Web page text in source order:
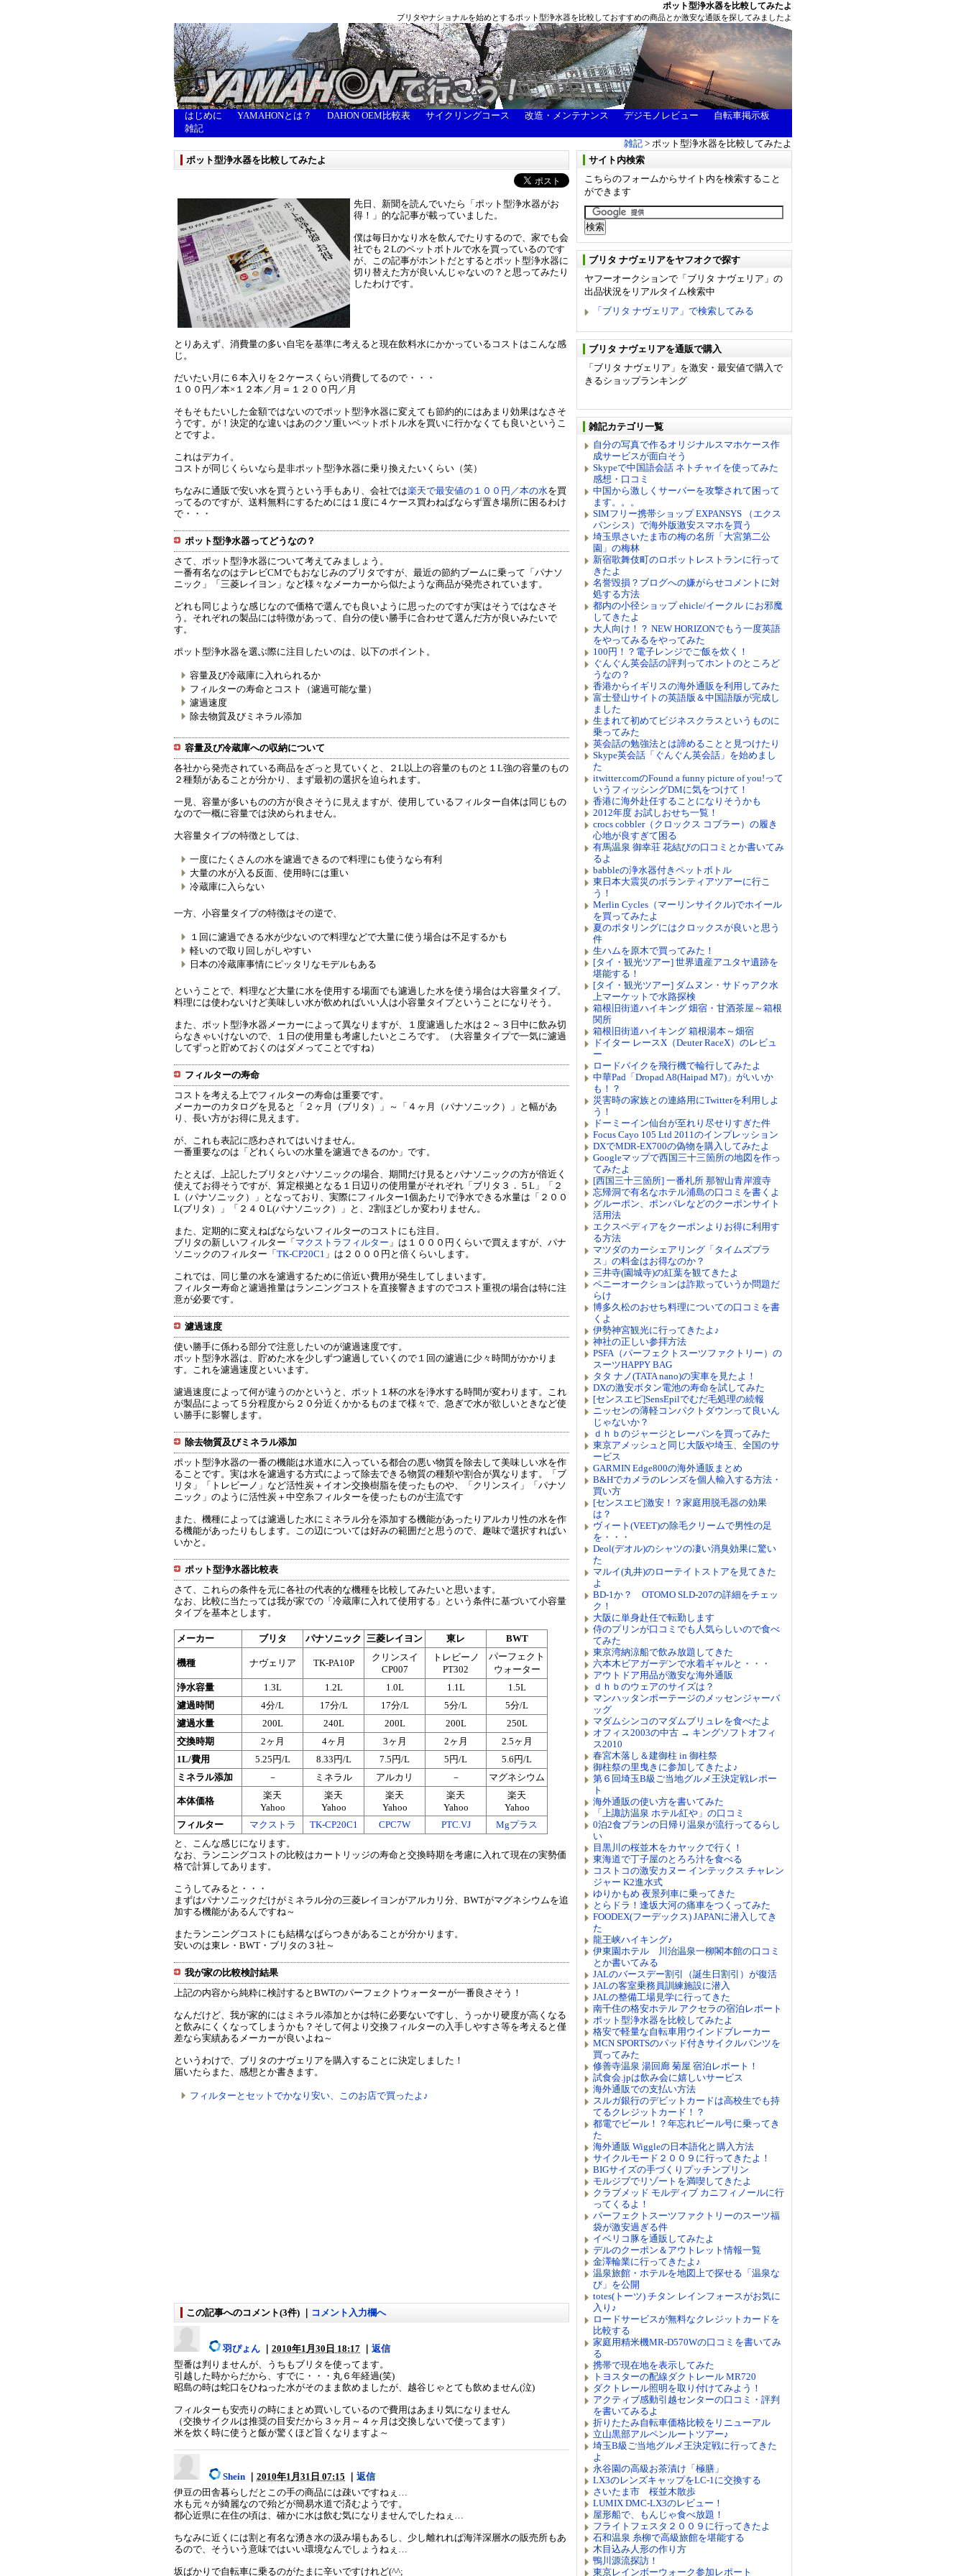
ポット型浄水器を比較してみたよ
ブリタやナショナルを始めとするポット型浄水器を比較しておすすめの商品とか激安な通販を探してみましたよ
はじめに YAMAHONとは？ DAHON OEM比較表 サイクリングコース 改造・メンテナンス デジモノレビュー
自転車掲示板
雑記
雑記 > ポット型浄水器を比較してみたよ
ポット型浄水器を比較してみたよ
先日、新聞を読んでいたら「ポット型浄水器がお
得！」的な記事が載っていました。
僕は毎日かなり水を飲んでたりするので、家でも会
社でも２Lのペットボトルで水を買っているのです
が、この記事がホントだとするとポット型浄水器に
切り替えた方が良いんじゃないの？と思ってみたり
したわけです。
とりあえず、消費量の多い自宅を基準に考えると現在飲料水にかかっているコストはこんな感
じ。
だいたい月に６本入りを２ケースくらい消費してるので・・・
１００円／本×１２本／月＝１２００円／月
そもそもたいした金額ではないのでポット型浄水器に変えても節約的にはあまり効果はなさそ
うです。が！決定的な違いはあのクソ重いペットボトル水を買いに行かなくても良いというこ
とですよ。
これはデカイ。
コストが同じくらいなら是非ポット型浄水器に乗り換えたいくらい（笑）
ちなみに通販で安い水を買うという手もあり、会社では楽天で最安値の１００円／本の水を買
ってるのですが、送料無料にするためには１度に４ケース買わねばならず置き場所に困るわけ
で・・・
ポット型浄水器ってどうなの？
さて、ポット型浄水器について考えてみましょう。
一番有名なのはテレビCMでもおなじみのブリタですが、最近の節約ブームに乗って「パナソ
ニック」「三菱レイヨン」など様々なメーカーから似たような商品が発売されています。
どれも同じような感じなので価格で選んでも良いように思ったのですが実はそうではなさそ
う。それぞれの製品には特徴があって、自分の使い勝手に合わせて選んだ方が良いみたいで
す。
ポット型浄水器を選ぶ際に注目したいのは、以下のポイント。
容量及び冷蔵庫に入れられるか
フィルターの寿命とコスト（濾過可能な量）
濾過速度
除去物質及びミネラル添加
容量及び冷蔵庫への収納について
各社から発売されている商品をざっと見ていくと、２L以上の容量のものと１L強の容量のもの
２種類があることが分かり、まず最初の選択を迫られます。
一見、容量が多いものの方が良さそうに見えますが、使用しているフィルター自体は同じもの
なので一概に容量では決められません。
大容量タイプの特徴としては、
一度にたくさんの水を濾過できるので料理にも使うなら有利
大量の水が入る反面、使用時には重い
冷蔵庫に入らない
一方、小容量タイプの特徴はその逆で、
１回に濾過できる水が少ないので料理などで大量に使う場合は不足するかも
軽いので取り回しがしやすい
日本の冷蔵庫事情にピッタリなモデルもある
ということで、料理など大量に水を使用する場面でも濾過した水を使う場合は大容量タイプ。
料理には使わないけど美味しい水が飲めればいい人は小容量タイプということになりそう。
また、ポット型浄水器メーカーによって異なりますが、１度濾過した水は２～３日中に飲み切
らなきゃいけないので、１日の使用量も考慮したいところです。（大容量タイプで一気に濾過
してずっと貯めておくのはダメってことですね）
フィルターの寿命
コストを考える上でフィルターの寿命は重要です。
メーカーのカタログを見ると「２ヶ月（ブリタ）」～「４ヶ月（パナソニック）」と幅があ
り、長い方がお得に見えます。
が、これも表記に惑わされてはいけません。
一番重要なのは「どれくらいの水量を濾過できるのか」です。
たとえば、上記したブリタとパナソニックの場合、期間だけ見るとパナソニックの方が倍近く
使えてお得そうですが、算定根拠となる１日辺りの使用量がそれぞれ「ブリタ３．５L」「２
L（パナソニック）」となっており、実際にフィルター1個あたりで浄水できる水量は「２００
L(ブリタ）」「２４０L(パナソニック）」と、2割ほどしか変わりません。
また、定期的に変えねばならないフィルターのコストにも注目。
ブリタの新しいフィルター「 マクストラフィルター 」は１０００円くらいで買えますが、パナ
ソニックのフィルター「 TK-CP20C1 」は２０００円と倍くらいします。
これでは、同じ量の水を濾過するために倍近い費用が発生してしまいます。
フィルター寿命と濾過推量はランニングコストを直接響きますのでコスト重視の場合は特に注
意が必要です。
濾過速度
使い勝手に係わる部分で注意したいのが濾過速度です。
ポット型浄水器は、貯めた水を少しずつ濾過していくので１回の濾過に少々時間がかかりま
す。これを濾過速度といいます。
濾過速度によって何が違うのかというと、ポット１杯の水を浄水する時間が変わります。これ
が製品によって５分程度から２０分近くかかるものまで様々で、急ぎで水が欲しいときなど使
い勝手に影響します。
除去物質及びミネラル添加
ポット型浄水器の一番の機能は水道水に入っている都合の悪い物質を除去して美味しい水を作
ることです。実は水を濾過する方式によって除去できる物質の種類や割合が異なります。「ブ
リタ」「トレビーノ」など活性炭＋イオン交換樹脂を使ったものや、「クリンスイ」「パナソ
ニック」のように活性炭＋中空糸フィルターを使ったものが主流です
また、機種によっては濾過した水にミネラル分を添加する機能があったりアルカリ性の水を作
る機能があったりもします。この辺については好みの範囲だと思うので、趣味で選択すればい
いかと。
ポット型浄水器比較表
さて、これらの条件を元に各社の代表的な機種を比較してみたいと思います。
なお、比較に当たっては我が家での「冷蔵庫に入れて使用する」という条件に基づいて小容量
タイプを基本とします。
メーカー ブリタ パナソニック 三菱レイヨン 東レ BWT
機種 ナヴェリア TK-PA10P
クリンスイ
CP007
トレビーノ
PT302
パーフェクト
ウォーター
浄水容量
1.3L 1.2L 1.0L 1.1L
1.5L
濾過時間
4分/L 17分/L 17分/L 5分/L
5分/L
濾過水量
200L 240L 200L 200L
250L
交換時期
2ヶ月 4ヶ月 3ヶ月 2ヶ月
2.5ヶ月
1L/費用
5.25円/L 8.33円/L 7.5円/L 5円/L
5.6円/L
ミネラル添加
－ ミネラル アルカリ － マグネシウム
本体価格
楽天
Yahoo
楽天
Yahoo
楽天
Yahoo
楽天
Yahoo
楽天
Yahoo
フィルター
マクストラ TK-CP20C1 CPC7W PTC.VJ
Mgプラス
と、こんな感じになります。
なお、ランニングコストの比較はカートリッジの寿命と交換時期を考慮に入れて現在の実勢価
格で計算してあります。
こうしてみると・・・
まずはパナソニックだけがミネラル分の三菱レイヨンがアルカリ分、BWTがマグネシウムを追
加する機能があるんですね～
またランニングコストにも結構なばらつきがあることが分かります。
安いのは東レ・BWT・ブリタの３社～
我が家の比較検討結果
上記の内容から純粋に検討するとBWTのパーフェクトウォーターが一番良さそう！
なんだけど、我が家的にはミネラル添加とかは特に必要ないですし、うっかり硬度が高くなる
と飲みにくくなってしまうかも？そして何より交換フィルターの入手しやすさ等を考えると僅
差なら実績あるメーカーが良いよね～
というわけで、ブリタのナヴェリアを購入することに決定しました！
届いたらまた、感想とか書きます。
フィルターとセットでかなり安い、このお店で買ったよ♪
この記事へのコメント(3件) ｜ コメント入力欄へ
羽ぴょん 2010年1月30日 18:17
返信
型番は判りませんが、うちもブリタを使ってます。
引越した時からだから、すでに・・・丸６年経過(笑)
昭島の時は蛇口をひねった水がそのまま飲めましたが、越谷じゃとても飲めません(泣)
フィルターも安売りの時にまとめ買いしているので費用はあまり気になりません
（交換サイクルは推奨の目安だから３ヶ月～４ヶ月は交換しないで使ってます）
米を炊く時に使うと飯が驚くほど旨くなりますよ～
Shein 2010年1月31日 07:15
返信
伊豆の田舎暮らしだとこの手の商品には疎いですねぇ…
水も元々が綺麗なので殆どが簡易水道で済むようです。
都心近県に在住の頃は、確かに水は飲む気になりませんでしたねぇ…
ちなみに近くには割と有名な湧き水の汲み場もあるし、少し離れれば海洋深層水の販売所もあ
るので、そういう意味ではいい環境なんでしょうねぇ…
坂ばかりで自転車に乗るのがたまに辛いですけれど(^^;
サイト内検索
こちらのフォームからサイト内を検索すること
ができます
ブリタ ナヴェリアをヤフオクで探す
ヤフーオークションで「ブリタ ナヴェリア」の
出品状況をリアルタイム検索中
「ブリタ ナヴェリア」で検索してみる
ブリタ ナヴェリアを通販で購入
「ブリタ ナヴェリア」を激安・最安値で購入で
きるショップランキング
雑記カテゴリ一覧
自分の写真で作るオリジナルスマホケース作
成サービスが面白そう
Skypeで中国語会話 ネトチャイを使ってみた
感想・口コミ
中国から激しくサーバーを攻撃されて困って
ます。。。
SIMフリー携帯ショップ EXPANSYS （エクス
パンシス）で海外版激安スマホを買う
埼玉県さいたま市の梅の名所「大宮第二公
園」の梅林
新宿歌舞伎町のロボットレストランに行って
きたよ
名誉毀損？ブログへの嫌がらせコメントに対
処する方法
都内の小径ショップ ehicle/イークル にお邪魔
してきたよ
大人向け！？ NEW HORIZONでもう一度英語
をやってみるをやってみた
100円！？電子レンジでご飯を炊く！
ぐんぐん英会話の評判ってホントのところど
うなの？
香港からイギリスの海外通販を利用してみた
富士登山サイトの英語版＆中国語版が完成し
ました
生まれて初めてビジネスクラスというものに
乗ってみた
英会話の勉強法とは諦めることと見つけたり
Skype英会話「ぐんぐん英会話」を始めまし
た
itwitter.comのFound a funny picture of you!って
いうフィッシングDMに気をつけて！
香港に海外赴任することになりそうかも
2012年度 お試しおせち一覧！
crocs cobbler（クロックス コブラー）の履き
心地が良すぎて困る
有馬温泉 御幸荘 花結びの口コミとか書いてみ
るよ
babbleの浄水器付きペットボトル
東日本大震災のボランティアツアーに行こ
う！
Merlin Cycles（マーリンサイクル)でホイール
を買ってみたよ
夏のポタリングにはクロックスが良いと思う
件
生ハムを原木で買ってみた！
[タイ・観光ツアー] 世界遺産アユタヤ遺跡を
堪能する！
[タイ・観光ツアー] ダムヌン・サドゥアク水
上マーケットで水路探検
箱根旧街道ハイキング 畑宿・甘酒茶屋～箱根
関所
箱根旧街道ハイキング 箱根湯本～畑宿
ドイター レースX（Deuter RaceX）のレビュ
ー
ロードバイクを飛行機で輪行してみたよ
中華Pad「Dropad A8(Haipad M7)」がいいか
も！？
災害時の家族との連絡用にTwitterを利用しよ
う！
ドーミーイン仙台が至れり尽せりすぎた件
Focus Cayo 105 Ltd 2011のインプレッション
DXでMDR-EX700の偽物を購入してみたよ
Googleマップで西国三十三箇所の地図を作っ
てみたよ
[西国三十三箇所] 一番札所 那智山青岸渡寺
忘帰洞で有名なホテル浦島の口コミを書くよ
グルーポン、ポンパレなどのクーポンサイト
活用法
エクスペディアをクーポンよりお得に利用す
る方法
マツダのカーシェアリング「タイムズプラ
ス」の料金はお得なのか？
三井寺(園城寺)の紅葉を観てきたよ
ペニーオークションは詐欺っていうか問題だ
らけ
博多久松のおせち料理についての口コミを書
くよ
伊勢神宮観光に行ってきたよ♪
神社の正しい参拝方法
PSFA（パーフェクトスーツファクトリー）の
スーツHAPPY BAG
タタ ナノ(TATA nano)の実車を見たよ！
DXの激安ボタン電池の寿命を試してみた
[センスエピ]SensEpilでむだ毛処理の続報
ニッセンの薄軽コンパクトダウンって良いん
じゃないか？
ｄｈｂのジャージとレーパンを買ってみた
東京アメッシュと同じ大阪や埼玉、全国のサ
ービス
GARMIN Edge800の海外通販まとめ
B&Hでカメラのレンズを個人輸入する方法・
買い方
[センスエピ]激安！？家庭用脱毛器の効果
は？
ヴィート(VEET)の除毛クリームで男性の足
を・・・
Deol(デオル)のシャツの凄い消臭効果に驚い
た
マルイ(丸井)のローテイトストアを見てきた
よ
BD-1か？ OTOMO SLD-207の詳細をチェッ
ク！
大阪に単身赴任で転勤します
侍のプリンが口コミでも人気らしいので食べ
てみた
東京湾納涼船で飲み放題してきた
六本木ビアガーデンで水着ギャルと・・・
アウトドア用品が激安な海外通販
ｄｈｂのウェアのサイズは？
マンハッタンポーテージのメッセンジャーバ
ッグ
マダムシンコのマダムブリュレを食べたよ
オフィス2003の中古 → キングソフトオフィ
ス2010
春宮木落し＆建御柱 in 御柱祭
御柱祭の里曳きに参加してきたよ♪
第６回埼玉B級ご当地グルメ王決定戦レポー
ト
海外通販の使い方を書いてみた
「上諏訪温泉 ホテル紅や」の口コミ
0泊2食プランの日帰り温泉が流行ってるらし
い
目黒川の桜並木をカヤックで行く！
東海道で丁子屋のとろろ汁を食べる
コストコの激安カヌー インテックス チャレン
ジャー K2進水式
ゆりかもめ 夜景列車に乗ってきた
とらドラ！逢坂大河の痛車をつくってみた
FOODEX(フーデックス) JAPANに潜入してき
た
龍王峡ハイキング♪
伊東園ホテル 川治温泉一柳閣本館の口コミ
とか書いてみる
JALのバースデー割引（誕生日割引）が復活
JALの客室乗務員訓練施設に潜入
JALの整備工場見学に行ってきた
南千住の格安ホテル アクセラの宿泊レポート
ポット型浄水器を比較してみたよ
格安で軽量な自転車用ウインドブレーカー
MCN SPORTSのパッド付きサイクルパンツを
買ってみた
修善寺温泉 湯回廊 菊屋 宿泊レポート！
試食会.jpは飲み会に嬉しいサービス
海外通販での支払い方法
スルガ銀行のデビットカードは高校生でも持
てるクレジットカード！？
都電でビール！？年忘れビール号に乗ってき
た
海外通販 Wiggleの日本語化と購入方法
サイクルモード２００９に行ってきたよ！
BIGサイズの手づくりプッチンプリン
モルジブでリゾートを満喫してきたよ
クラブメッド モルディブ カニフィノールに行
ってくるよ！
パーフェクトスーツファクトリーのスーツ福
袋が激安過ぎる件
イベリコ豚を通販してみたよ
デルのクーポン＆アウトレット情報一覧
金澤輪業に行ってきたよ♪
温泉旅館・ホテルを地図上で探せる「温泉な
び」を公開
totes(トーツ) チタン レインフォースがお気に
入り♪
ロードサービスが無料なクレジットカードを
比較する
家庭用精米機MR-D570Wの口コミを書いてみ
る
携帯で現在地を表示してみた
トヨスターの配線ダクトレール MR720
ダクトレール照明を取り付けてみよう！
アクティブ感動引越センターの口コミ・評判
を書いてみるよ
折りたたみ自転車価格比較をリニューアル
立山黒部アルペンルートツアー♪
埼玉B級ご当地グルメ王決定戦に行ってきた
よ
永谷園の高級お茶漬け「極膳」
LX3のレンズキャップをLC-1に交換する
さいたま市 桜並木散歩
LUMIX DMC-LX3のレビュー！
屋形船で、もんじゃ食べ放題！
フライトフェスタ２００９に行ってきたよ
石和温泉 糸柳で高級旅館を堪能する
木目込み人形の作り方
鴨川源流探訪！
東京レインボーウォーク参加レポート